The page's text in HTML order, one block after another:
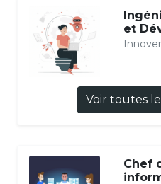
et
Voir toutes
Chef